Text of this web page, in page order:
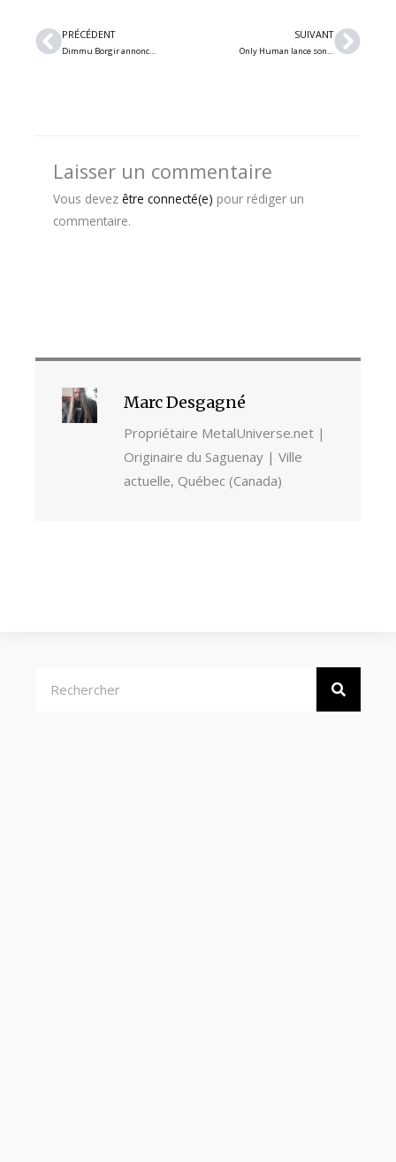
Précédent
PRÉCÉDENT
Dimmu Borgir annonce son nouvel album « Grand Serpent Rising » et dévoile un premier extrait
SUIVANT
Only Human lance son premier album inventif « Planned Obsolescence »
Laisser un commentaire
Vous devez être connecté(e) pour rédiger un
commentaire.
Marc Desgagné
Propriétaire MetalUniverse.net |
Originaire du Saguenay | Ville
actuelle, Québec (Canada)